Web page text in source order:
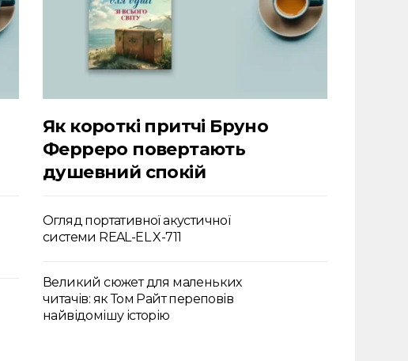
Як короткі притчі Бруно
Ферреро повертають
душевний спокій
Огляд портативної акустичної
системи REAL-EL X-711
Великий сюжет для маленьких
читачів: як Том Райт переповів
найвідомішу історію